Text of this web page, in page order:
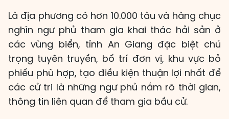
Là địa phương có hơn 10.000 tàu và hàng chục
nghìn ngư phủ tham gia khai thác hải sản ở
các vùng biển, tỉnh An Giang đặc biệt chú
trọng tuyên truyền, bố trí đơn vị, khu vực bỏ
phiếu phù hợp, tạo điều kiện thuận lợi nhất để
các cử tri là những ngư phủ nắm rõ thời gian,
thông tin liên quan để tham gia bầu cử.